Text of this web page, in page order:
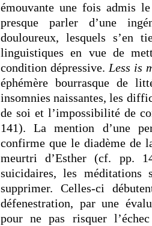
émouvante une fois admis
presque parler d’une
douloureux, lesquels s’en
linguistiques en vue de
condition dépressive. Less is
éphémère bourrasque de
insomnies naissantes, les
de soi et l’impossibilité de
141). La mention d’une
confirme que le diadème de
meurtri d’Esther (cf. pp.
suicidaires, les
supprimer. Celles-ci
défenestration, par une
pour ne pas risquer